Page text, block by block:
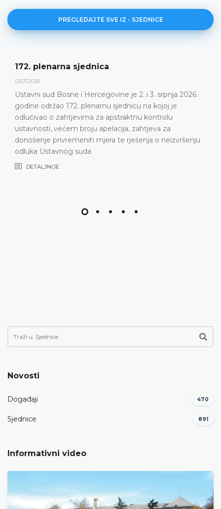
PREGLEDAJTE SVE IZ - SJEDNICE
172. plenarna sjednica
03.07.2026.
Ustavni sud Bosne i Hercegovine je 2. i 3. srpnja 2026.
godine održao 172. plenarnu sjednicu na kojoj je
odlučivao o zahtjevima za apstraktnu kontrolu
ustavnosti, većem broju apelacija, zahtjeva za
donošenje privremenih mjera te rješenja o neizvršenju
odluka Ustavnog suda
DETALJNIJE
Novosti
Događaji 470
Sjednice 891
Informativni video